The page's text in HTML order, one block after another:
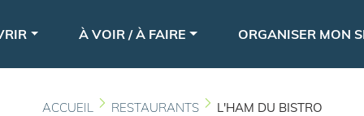
au
principal
À VOIR / À FAIRE ORGANISER MON
ACCUEIL RESTAURANTS L'HAM DU BISTRO